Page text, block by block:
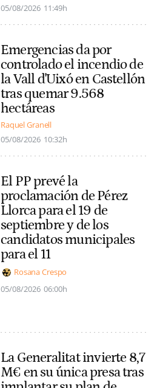
05/08/2026 11:49h
Emergencias da por
controlado el incendio de
la Vall d'Uixó en Castellón
tras quemar 9.568
hectáreas
Raquel Granell
05/08/2026 10:32h
El PP prevé la
proclamación de Pérez
Llorca para el 19 de
septiembre y de los
candidatos municipales
para el 11
Rosana Crespo
05/08/2026 06:00h
La Generalitat invierte 8,7
M€ en su única presa tras